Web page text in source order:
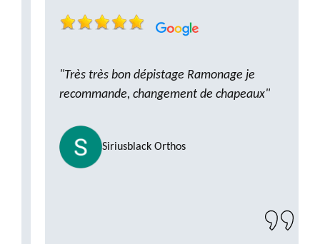
"Très très bon dépistage Ramonage je
recommande, changement de chapeaux"
Siriusblack Orthos